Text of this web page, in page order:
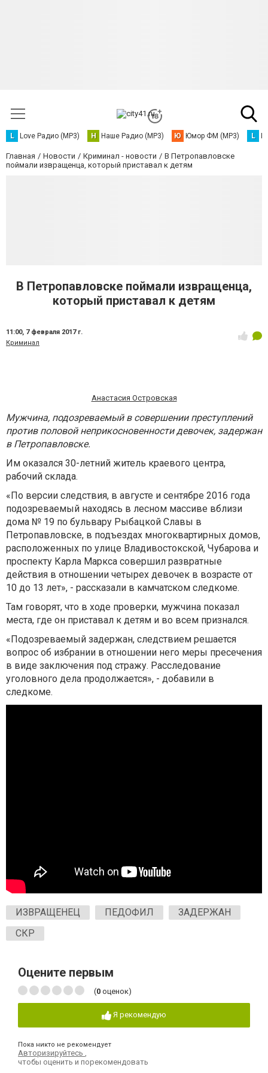
L Love Радио (MP3) Н Наше Радио (MP3) Ю Юмор ФМ (MP3) L
Главная Новости Криминал - новости
В Петропавловске
поймали извращенца, который приставал к детям
В Петропавловске поймали извращенца,
который приставал к детям
11:00, 7 февраля 2017 г.
Криминал
Анастасия Островская
Мужчина, подозреваемый в совершении преступлений
против половой неприкосновенности девочек, задержан
в Петропавловске.
Им оказался 30-летний житель краевого центра,
рабочий склада.
«По версии следствия, в августе и сентябре 2016 года
подозреваемый находясь в лесном массиве вблизи
дома № 19 по бульвару Рыбацкой Славы в
Петропавловске, в подъездах многоквартирных домов,
расположенных по улице Владивостокской, Чубарова и
проспекту Карла Маркса совершил развратные
действия в отношении четырех девочек в возрасте от
10 до 13 лет», - рассказали в камчатском следкоме.
Там говорят, что в ходе проверки, мужчина показал
места, где он приставал к детям и во всем признался.
«Подозреваемый задержан, следствием решается
вопрос об избрании в отношении него меры пресечения
в виде заключения под стражу. Расследование
уголовного дела продолжается», - добавили в
следкоме.
ИЗВРАЩЕНЕЦ ПЕДОФИЛ
ЗАДЕРЖАН
СКР
Оцените первым
(0 оценок)
Я рекомендую
Пока никто не рекомендует
Авторизируйтесь
чтобы оценить и порекомендовать